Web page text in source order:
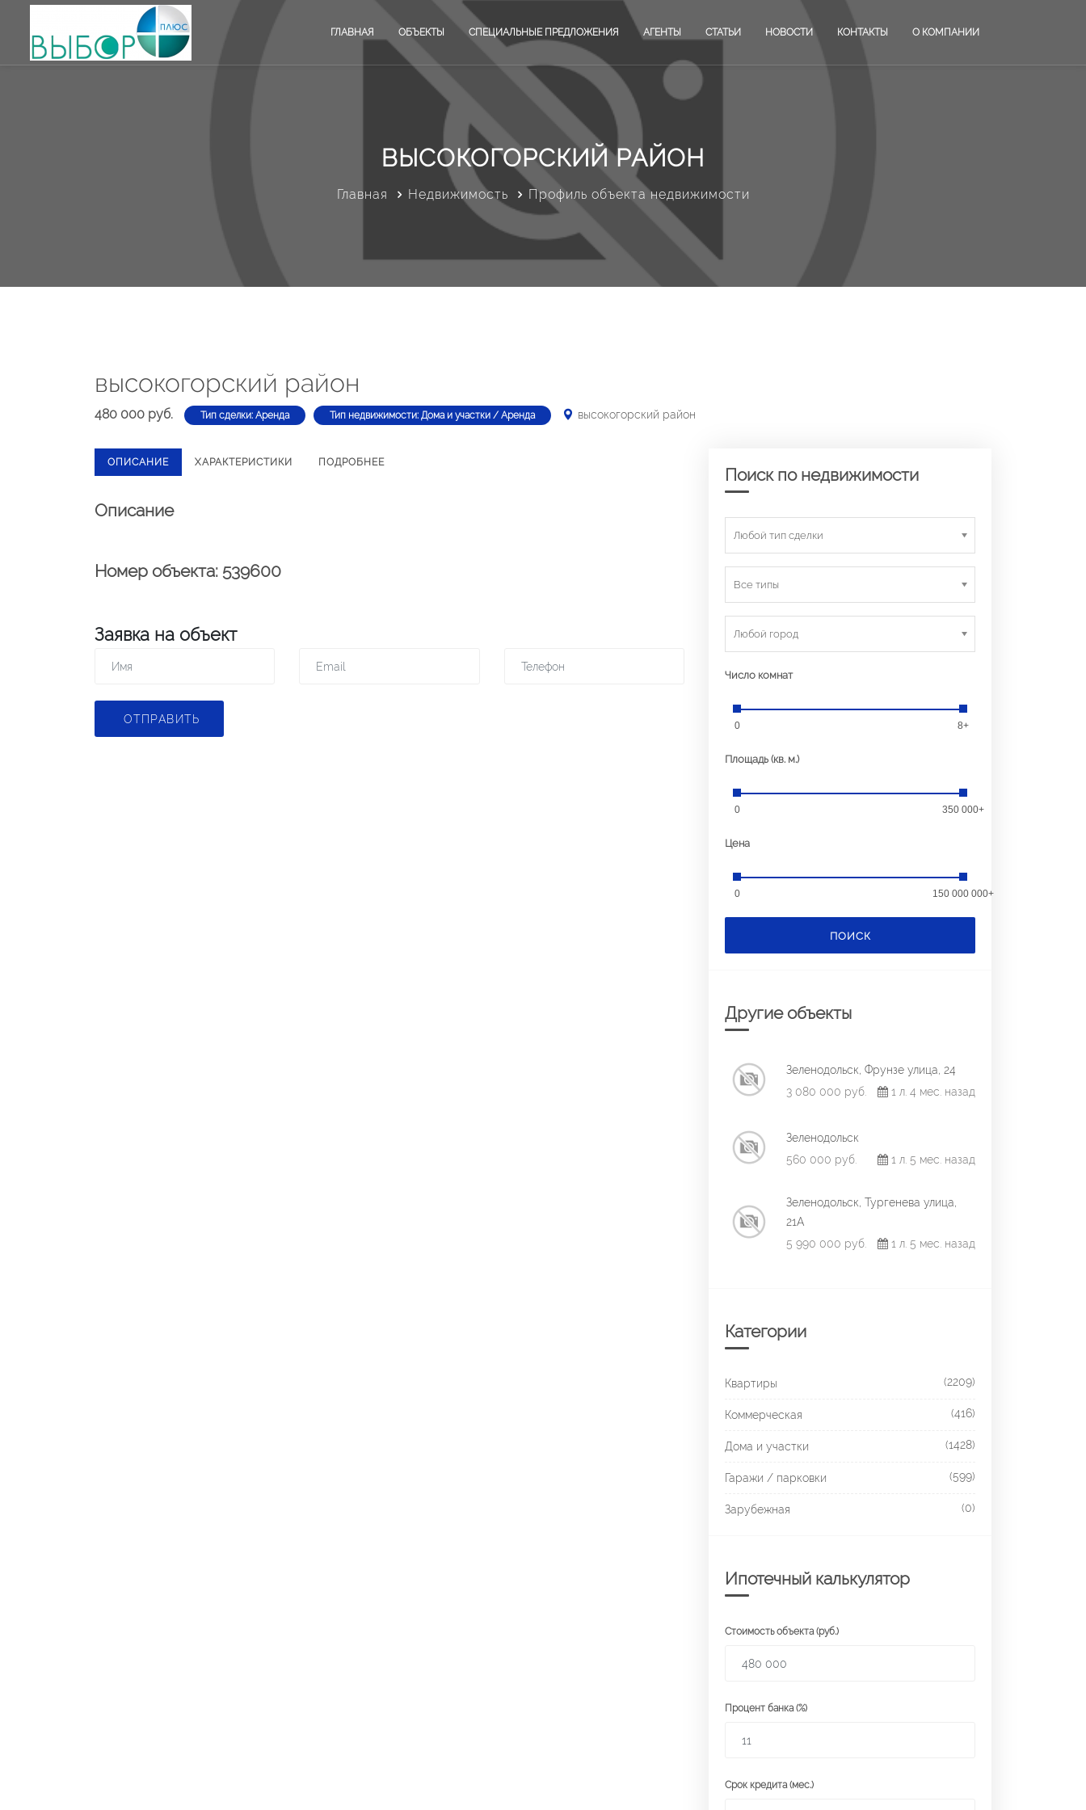
ГЛАВНАЯ ОБЪЕКТЫ СПЕЦИАЛЬНЫЕ ПРЕДЛОЖЕНИЯ АГЕНТЫ СТАТЬИ НОВОСТИ КОНТАКТЫ О КОМПАНИИ
ВЫСОКОГОРСКИЙ РАЙОН
Главная Недвижимость Профиль объекта недвижимости
высокогорский район
480 000 руб. Тип сделки: Аренда Тип недвижимости: Дома и участки / Аренда высокогорский район
ОПИСАНИЕ ХАРАКТЕРИСТИКИ ПОДРОБНЕЕ
Описание
Номер объекта: 539600
Заявка на объект
ОТПРАВИТЬ
Поиск по недвижимости
Любой тип сделки
Все типы
Любой город
Число комнат
0 8+
Площадь (кв. м.)
0 350 000+
Цена
0 150 000 000+
ПОИСК
Другие объекты
Зеленодольск, Фрунзе улица, 24
3 080 000 руб.
1 л. 4 мес. назад
Зеленодольск
560 000 руб.
1 л. 5 мес. назад
Зеленодольск, Тургенева улица,
21А
5 990 000 руб.
1 л. 5 мес. назад
Категории
Квартиры (2209)
Коммерческая (416)
Дома и участки (1428)
Гаражи / парковки (599)
Зарубежная (0)
Ипотечный калькулятор
Стоимость объекта (руб.)
Процент банка (%)
Срок кредита (мес.)